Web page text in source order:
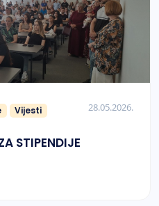
Vijesti 28.05.2026.
STIPENDIJE